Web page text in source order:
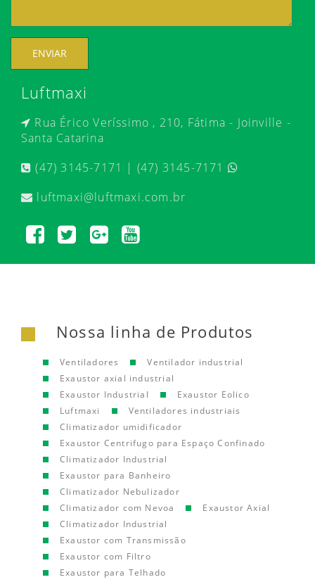
ENVIAR
Luftmaxi
Rua Érico Veríssimo , 210, Fátima - Joinville -
Santa Catarina
(47) 3145-7171 | (47) 3145-7171
luftmaxi@luftmaxi.com.br
Nossa linha de Produtos
Ventiladores
Ventilador industrial
Exaustor axial industrial
Exaustor Industrial
Exaustor Eolico
Luftmaxi
Ventiladores industriais
Climatizador umidificador
Exaustor Centrifugo para Espaço Confinado
Climatizador Industrial
Exaustor para Banheiro
Climatizador Nebulizador
Climatizador com Nevoa
Exaustor Axial
Climatizador Industrial
Exaustor com Transmissão
Exaustor com Filtro
Exaustor para Telhado